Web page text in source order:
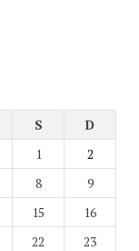
S
D
1
2
8
9
15
16
22
23